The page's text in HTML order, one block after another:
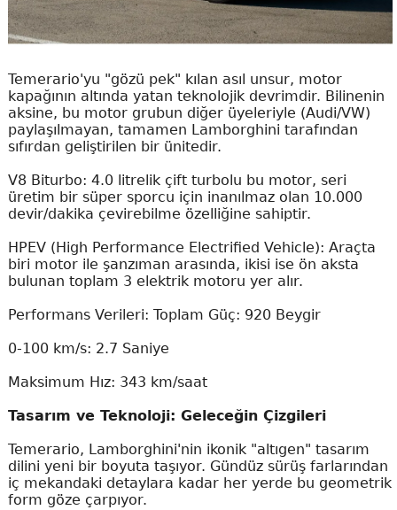
Temerario'yu "gözü pek" kılan asıl unsur, motor
kapağının altında yatan teknolojik devrimdir. Bilinenin
aksine, bu motor grubun diğer üyeleriyle (Audi/VW)
paylaşılmayan, tamamen Lamborghini tarafından
sıfırdan geliştirilen bir ünitedir.
V8 Biturbo: 4.0 litrelik çift turbolu bu motor, seri
üretim bir süper sporcu için inanılmaz olan 10.000
devir/dakika çevirebilme özelliğine sahiptir.
HPEV (High Performance Electrified Vehicle): Araçta
biri motor ile şanzıman arasında, ikisi ise ön aksta
bulunan toplam 3 elektrik motoru yer alır.
Performans Verileri: Toplam Güç: 920 Beygir
0-100 km/s: 2.7 Saniye
Maksimum Hız: 343 km/saat
Tasarım ve Teknoloji: Geleceğin Çizgileri
Temerario, Lamborghini'nin ikonik "altıgen" tasarım
dilini yeni bir boyuta taşıyor. Gündüz sürüş farlarından
iç mekandaki detaylara kadar her yerde bu geometrik
form göze çarpıyor.